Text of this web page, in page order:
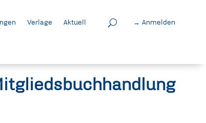
Verlage Aktuell → Anmelden